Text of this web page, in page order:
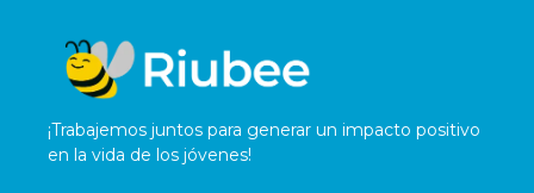
¡Trabajemos juntos para generar un impacto positivo
en la vida de los jóvenes!